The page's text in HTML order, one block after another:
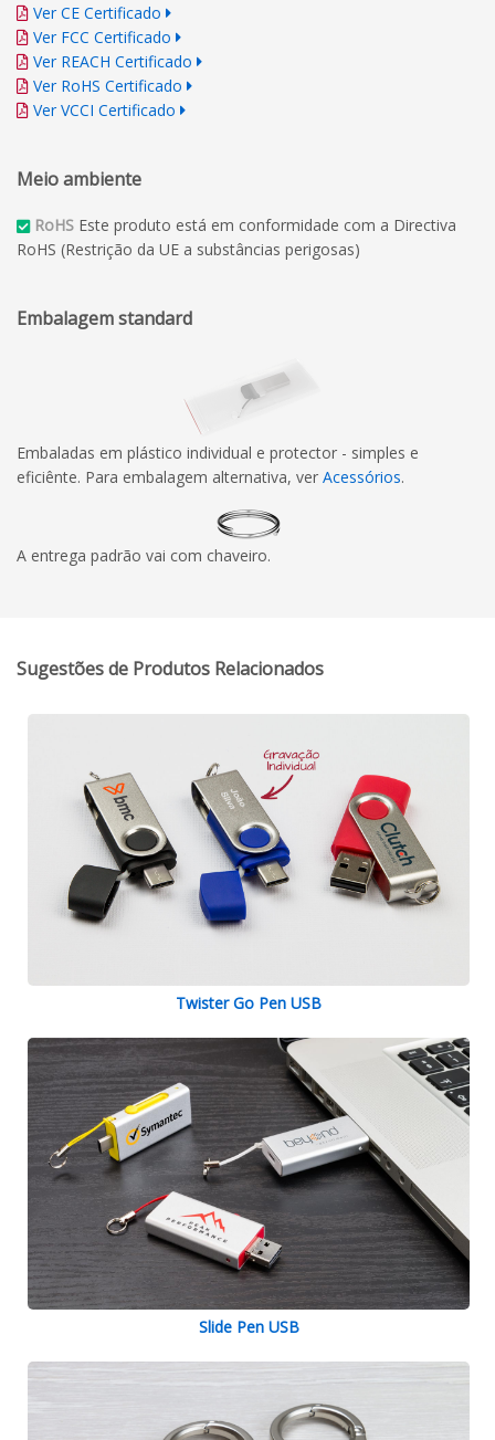
Ver CE Certificado
Ver FCC Certificado
Ver REACH Certificado
Ver RoHS Certificado
Ver VCCI Certificado
Meio ambiente
RoHS Este produto está em conformidade com a Directiva
RoHS (Restrição da UE a substâncias perigosas)
Embalagem standard
Embaladas em plástico individual e protector - simples e
eficiênte. Para embalagem alternativa, ver Acessórios.
A entrega padrão vai com chaveiro.
Sugestões de Produtos Relacionados
Twister Go Pen USB
Slide Pen USB